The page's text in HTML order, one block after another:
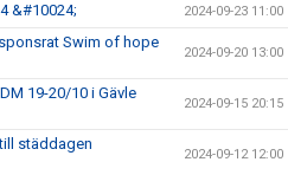
&#10024; 2024-09-23 11:00
Swim of hope
2024-09-20 13:00
19-20/10 i Gävle
2024-09-15 20:15
städdagen
2024-09-12 12:00